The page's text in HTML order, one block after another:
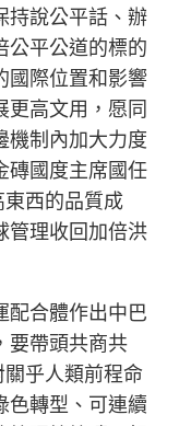
持說公平話、辦
公平公道的標的
國際位置和影響
更高文用，愿同
機制內加大力度
磚國度主席國任
東西的品質成
管理收回加倍洪
配合體作出中巴
要帶頭共商共
關乎人類前程命
色轉型、可連續